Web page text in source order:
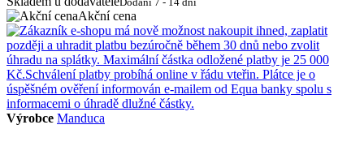
Akční cena
Výrobce Manduca